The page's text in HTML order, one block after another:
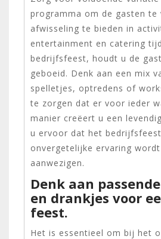
programma om de gasten te
afwisseling te bieden in
entertainment en catering
bedrijfsfeest, houdt u de
geboeid. Denk aan een mix
spelletjes, optredens of
te zorgen dat er voor ieder
manier creëert u een
u ervoor dat het
onvergetelijke ervaring
aanwezigen.
Denk aan
en drankjes voor
feest.
Het is essentieel om bij het